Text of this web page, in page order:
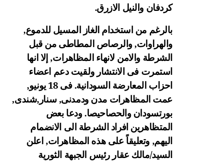
كردفان والنيل الازرق.
بالرغم من استخدام الغاز المسيل للدموع,
والهراوات, والرصاص المطاطى من قبل
الشرطة والامن لانهاء المظاهرات, إلا انها
استمرت فى الانتشار ولقيت دعم اعضاء
احزاب المعارضة السودانية. فى 18 يونيو,
عمت المظاهرات مدن ودمدنى, سنار,شندى,
بورتسودان والحصاحيصا. ودعا بعض
المتظاهرين افراد الشرطة الى الانضمام
اليهم, وتعليقاً على هذه المظاهرات, اعلن
السيد/مالك عقار رئيس الجبهة الثورية